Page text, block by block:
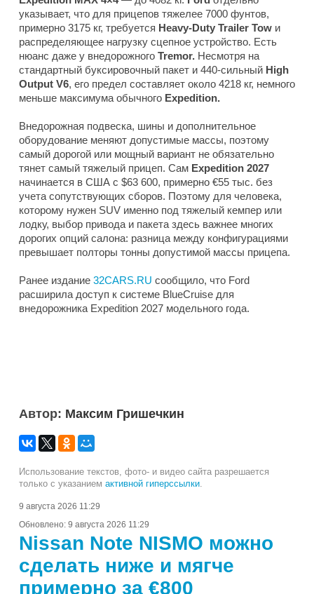
указывает, что для прицепов тяжелее 7000 фунтов,
примерно 3175 кг, требуется Heavy-Duty Trailer Tow и
распределяющее нагрузку сцепное устройство. Есть
нюанс даже у внедорожного Tremor. Несмотря на
стандартный буксировочный пакет и 440-сильный High
Output V6, его предел составляет около 4218 кг, немного
меньше максимума обычного Expedition.
Внедорожная подвеска, шины и дополнительное
оборудование меняют допустимые массы, поэтому
самый дорогой или мощный вариант не обязательно
тянет самый тяжелый прицеп. Сам Expedition 2027
начинается в США с $63 600, примерно €55 тыс. без
учета сопутствующих сборов. Поэтому для человека,
которому нужен SUV именно под тяжелый кемпер или
лодку, выбор привода и пакета здесь важнее многих
дорогих опций салона: разница между конфигурациями
превышает полторы тонны допустимой массы прицепа.
Ранее издание 32CARS.RU сообщило, что Ford
расширила доступ к системе BlueCruise для
внедорожника Expedition 2027 модельного года.
Автор: Максим Гришечкин
Использование текстов, фото- и видео сайта разрешается
только с указанием активной гиперссылки.
9 августа 2026 11:29
Обновлено: 9 августа 2026 11:29
Nissan Note NISMO можно
сделать ниже и мягче
примерно за €800